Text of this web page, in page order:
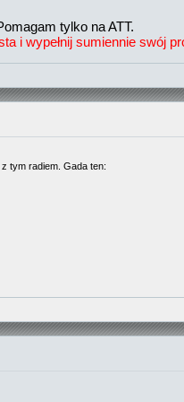
tylko na ATT.
i wypełnij sumiennie swój
tym radiem. Gada ten: